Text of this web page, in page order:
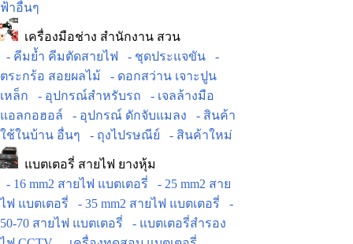
ฟ้าอื่นๆ
เครื่องมือช่าง สำนักงาน สวน
- คีมย้ำ คีมตัดสายไฟ
- ชุดประแจขัน
-
ตระกร้อ สอยผลไม้
- ดอกสว่าน เจาะปูน
เหล็ก
- อุปกรณ์สำหรับรถ
- เจลล้างมือ
แอลกอฮอล์
- อุปกรณ์ ดักจับแมลง
- สินค้า
ใช้ในบ้าน อื่นๆ
- ถุงไปรษณีย์ - สินค้าใหม่
แบตเตอรี่ สายไฟ ยางหุ้ม
- 16 mm2 สายไฟ แบตเตอรี่
- 25 mm2 สาย
ไฟ แบตเตอรี่
- 35 mm2 สายไฟ แบตเตอรี่
-
50-70 สายไฟ แบตเตอรี่
- แบตเตอรี่สำรอง